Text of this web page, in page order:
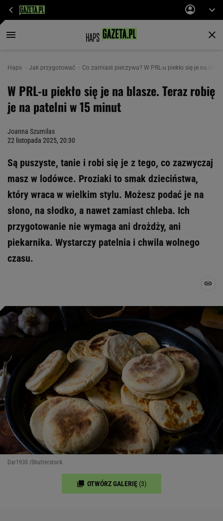
Haps Jak przygotować Co zamiast pieczywa? W PRL-u piekło się je na
W PRL-u piekło się je na blasze. Teraz robię
je na patelni w 15 minut
Joanna Szumilas
22 listopada 2025, 20:30
Są puszyste, tanie i robi się je z tego, co zazwyczaj
masz w lodówce. Proziaki to smak dzieciństwa,
który wraca w wielkim stylu. Możesz podać je na
słono, na słodko, a nawet zamiast chleba. Ich
przygotowanie nie wymaga ani drożdży, ani
piekarnika. Wystarczy patelnia i chwila wolnego
czasu.
Dar1930 /Shutterstock
OTWÓRZ GALERIĘ (3)